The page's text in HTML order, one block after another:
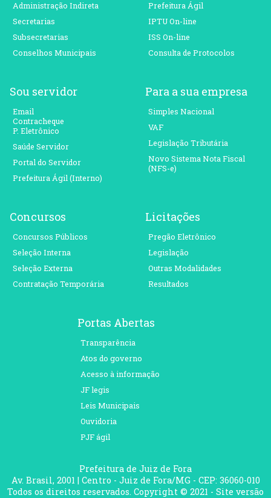
Administração Indireta
Secretarias
Subsecretarias
Conselhos Municipais
Prefeitura Ágil
IPTU On-line
ISS On-line
Consulta de Protocolos
Sou servidor
Email
Contracheque
P. Eletrônico
Saúde Servidor
Portal do Servidor
Prefeitura Ágil (Interno)
Para a sua empresa
Simples Nacional
VAF
Legislação Tributária
Novo Sistema Nota Fiscal
(NFS-e)
Concursos
Concursos Públicos
Seleção Interna
Seleção Externa
Contratação Temporária
Licitações
Pregão Eletrônico
Legislação
Outras Modalidades
Resultados
Portas Abertas
Transparência
Atos do governo
Acesso à informação
JF legis
Leis Municipais
Ouvidoria
PJF ágil
Prefeitura de Juiz de Fora
Av. Brasil, 2001 | Centro - Juiz de Fora/MG - CEP: 36060-010
Todos os direitos reservados. Copyright © 2021 - Site versão